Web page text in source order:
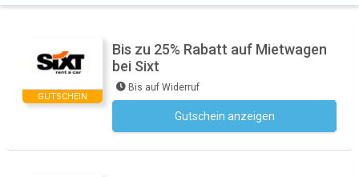
GUTSCHEIN
Bis zu 25% Rabatt auf Mietwagen
bei Sixt
Bis auf Widerruf
Gutschein anzeigen